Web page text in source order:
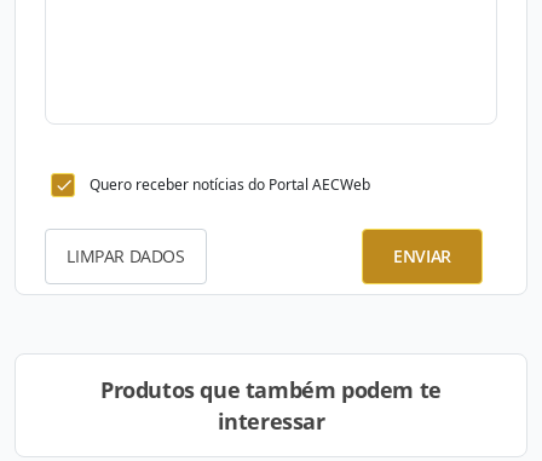
Quero receber notícias do Portal AECWeb
LIMPAR DADOS ENVIAR
Produtos que também podem te
interessar